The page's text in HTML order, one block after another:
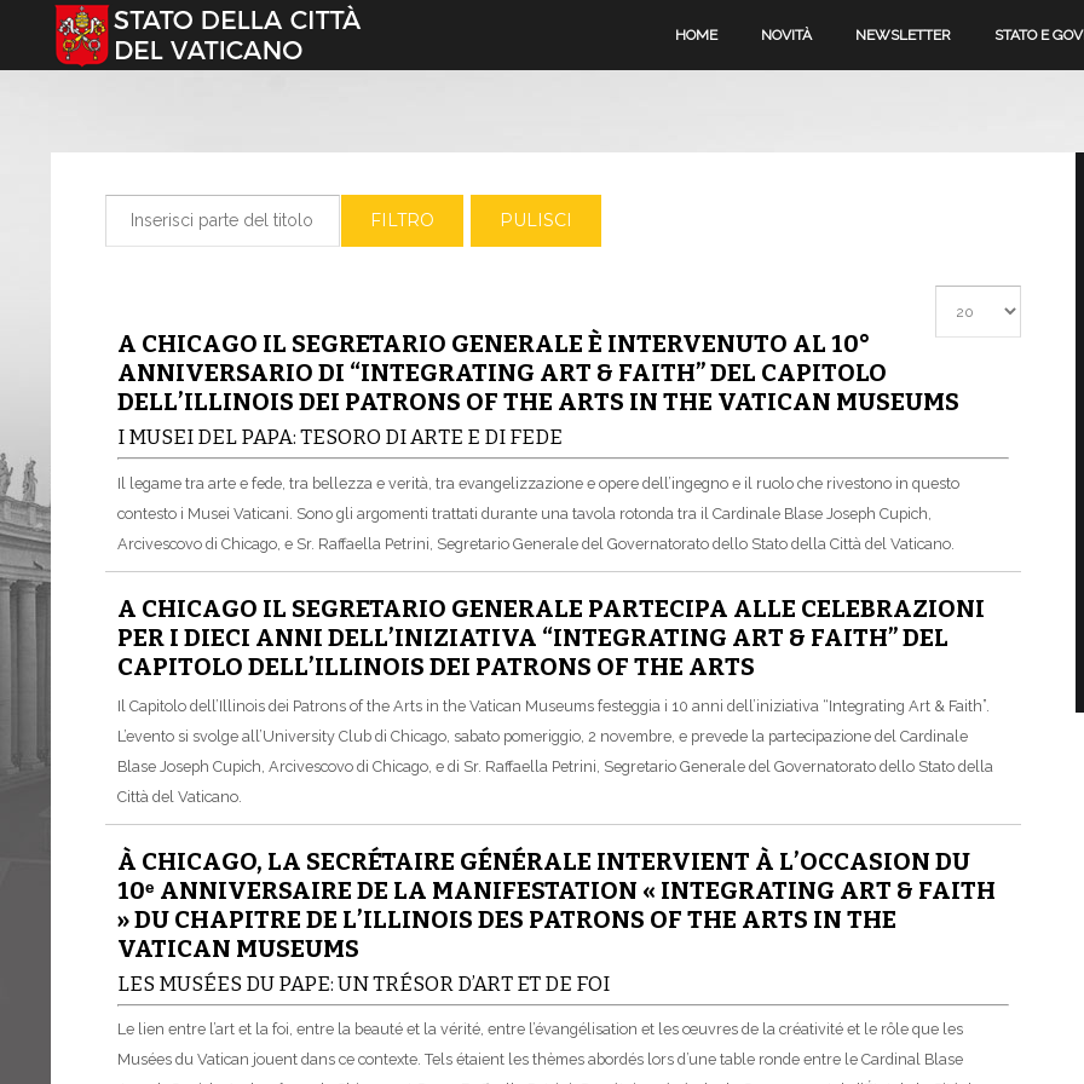
Seleziona la tua lingua HOME NOVITÀ NEWSLETTER STATO E
FILTRO PULISCI
A CHICAGO IL SEGRETARIO GENERALE È INTERVENUTO AL 10°
ANNIVERSARIO DI “INTEGRATING ART & FAITH” DEL CAPITOLO
DELL’ILLINOIS DEI PATRONS OF THE ARTS IN THE VATICAN MUSEUMS
I MUSEI DEL PAPA: TESORO DI ARTE E DI FEDE
Il legame tra arte e fede, tra bellezza e verità, tra evangelizzazione e opere dell’ingegno e il ruolo che rivestono in questo
contesto i Musei Vaticani. Sono gli argomenti trattati durante una tavola rotonda tra il Cardinale Blase Joseph Cupich,
Arcivescovo di Chicago, e Sr. Raffaella Petrini, Segretario Generale del Governatorato dello Stato della Città del Vaticano.
A CHICAGO IL SEGRETARIO GENERALE PARTECIPA ALLE CELEBRAZIONI
PER I DIECI ANNI DELL’INIZIATIVA “INTEGRATING ART & FAITH” DEL
CAPITOLO DELL’ILLINOIS DEI PATRONS OF THE ARTS
Il Capitolo dell’Illinois dei Patrons of the Arts in the Vatican Museums festeggia i 10 anni dell’iniziativa “Integrating Art & Faith”.
L’evento si svolge all’University Club di Chicago, sabato pomeriggio, 2 novembre, e prevede la partecipazione del Cardinale
Blase Joseph Cupich, Arcivescovo di Chicago, e di Sr. Raffaella Petrini, Segretario Generale del Governatorato dello Stato della
Città del Vaticano.
À CHICAGO, LA SECRÉTAIRE GÉNÉRALE INTERVIENT À L’OCCASION DU
10ᵉ ANNIVERSAIRE DE LA MANIFESTATION « INTEGRATING ART & FAITH
» DU CHAPITRE DE L’ILLINOIS DES PATRONS OF THE ARTS IN THE
VATICAN MUSEUMS
LES MUSÉES DU PAPE: UN TRÉSOR D’ART ET DE FOI
Le lien entre l’art et la foi, entre la beauté et la vérité, entre l’évangélisation et les œuvres de la créativité et le rôle que les
Musées du Vatican jouent dans ce contexte. Tels étaient les thèmes abordés lors d’une table ronde entre le Cardinal Blase